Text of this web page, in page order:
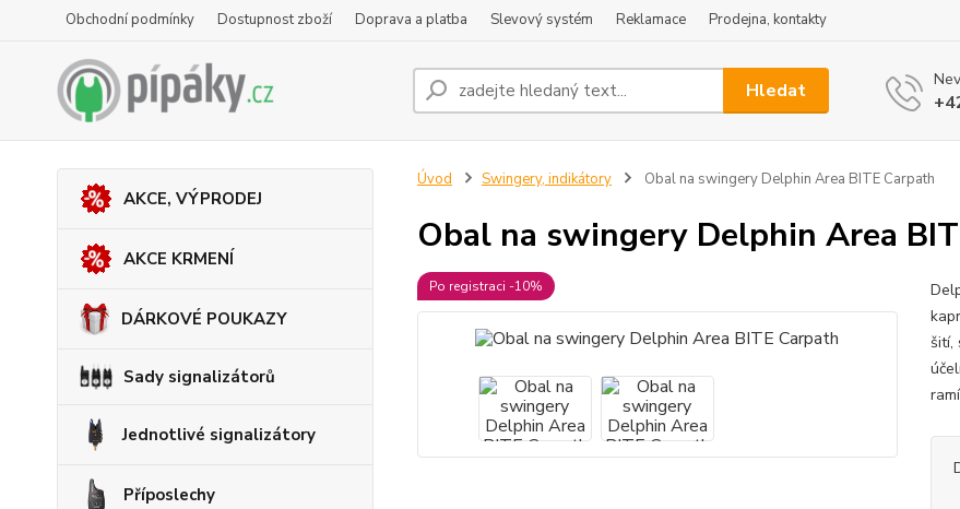
Obchodní podmínky Dostupnost zboží Doprava a platba Slevový systém Reklamace Prodejna, kontakty
Hledat
AKCE, VÝPRODEJ
AKCE KRMENÍ
DÁRKOVÉ POUKAZY
Sady signalizátorů
Jednotlivé signalizátory
Příposlechy
Úvod Swingery, indikátory Obal na swingery Delphin Area BITE Carpath
Obal na swingery Delphin Area
Po registraci -10%
šití,